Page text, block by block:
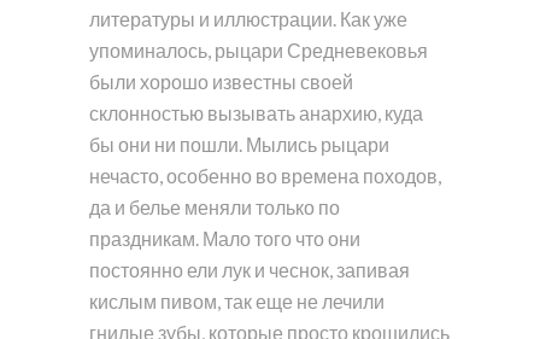
литературы и иллюстрации. Как уже
упоминалось, рыцари Средневековья
были хорошо известны своей
склонностью вызывать анархию, куда
бы они ни пошли. Мылись рыцари
нечасто, особенно во времена походов,
да и белье меняли только по
праздникам. Мало того что они
постоянно ели лук и чеснок, запивая
кислым пивом, так еще не лечили
гнилые зубы, которые просто крошились